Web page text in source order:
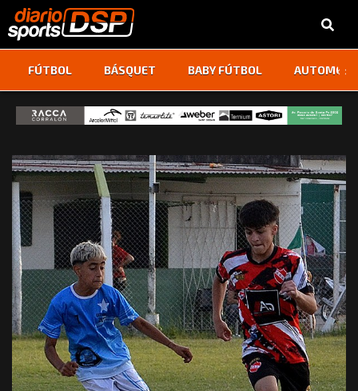
FÚTBOL BÁSQUET BABY FÚTBOL ‹ ›